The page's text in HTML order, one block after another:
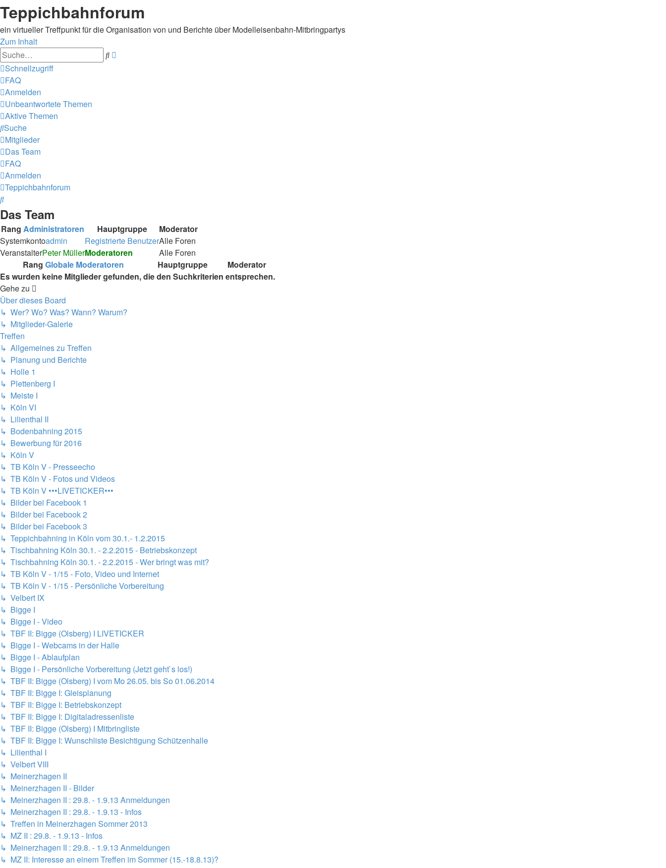
Teppichbahnforum
ein virtueller Treffpunkt für die Organisation von und Berichte über Modelleisenbahn-Mitbringpartys
Zum Inhalt
Suche
Schnellzugriff
FAQ
Anmelden
Unbeantwortete Themen
Aktive Themen
Suche
Mitglieder
Das Team
FAQ
Anmelden
Teppichbahnforum
Suche
Das Team
Rang Administratoren Hauptgruppe
Moderator
Systemkontoadmin Registrierte BenutzerAlle Foren
VeranstalterPeter MüllerModeratoren
Alle Foren
Rang Globale Moderatoren Hauptgruppe
Moderator
Es wurden keine Mitglieder gefunden, die den Suchkriterien entsprechen.
Gehe zu
Über dieses Board
↳ Wer? Wo? Was? Wann? Warum?
↳ Mitglieder-Galerie
Treffen
↳ Allgemeines zu Treffen
↳ Planung und Berichte
↳ Holle 1
↳ Plettenberg I
↳ Meiste I
↳ Köln VI
↳ Lilienthal II
↳ Bodenbahning 2015
↳ Bewerbung für 2016
↳ Köln V
↳ TB Köln V - Presseecho
↳ TB Köln V - Fotos und Videos
↳ TB Köln V •••LIVETICKER•••
↳ Bilder bei Facebook 1
↳ Bilder bei Facebook 2
↳ Bilder bei Facebook 3
↳ Teppichbahning in Köln vom 30.1.- 1.2.2015
↳ Tischbahning Köln 30.1. - 2.2.2015 - Betriebskonzept
↳ Tischbahning Köln 30.1. - 2.2.2015 - Wer bringt was mit?
↳ TB Köln V - 1/15 - Foto, Video und Internet
↳ TB Köln V - 1/15 - Persönliche Vorbereitung
↳ Velbert IX
↳ Bigge I
↳ Bigge I - Video
↳ TBF II: Bigge (Olsberg) I LIVETICKER
↳ Bigge I - Webcams in der Halle
↳ Bigge I - Ablaufplan
↳ Bigge I - Persönliche Vorbereitung (Jetzt geht`s los!)
↳ TBF II: Bigge (Olsberg) I vom Mo 26.05. bis So 01.06.2014
↳ TBF II: Bigge I: Gleisplanung
↳ TBF II: Bigge I: Betriebskonzept
↳ TBF II: Bigge I: Digitaladressenliste
↳ TBF II: Bigge (Olsberg) I Mitbringliste
↳ TBF II: Bigge I: Wunschliste Besichtigung Schützenhalle
↳ Lilienthal I
↳ Velbert VIII
↳ Meinerzhagen II
↳ Meinerzhagen II - Bilder
↳ Meinerzhagen II : 29.8. - 1.9.13 Anmeldungen
↳ Meinerzhagen II : 29.8. - 1.9.13 - Infos
↳ Treffen in Meinerzhagen Sommer 2013
↳ MZ II : 29.8. - 1.9.13 - Infos
↳ Meinerzhagen II : 29.8. - 1.9.13 Anmeldungen
↳ MZ II: Interesse an einem Treffen im Sommer (15.-18.8.13)?